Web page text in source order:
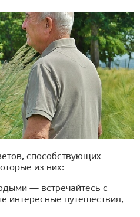
способствующих
из них:
— встречайтесь с
интересные путешествия,